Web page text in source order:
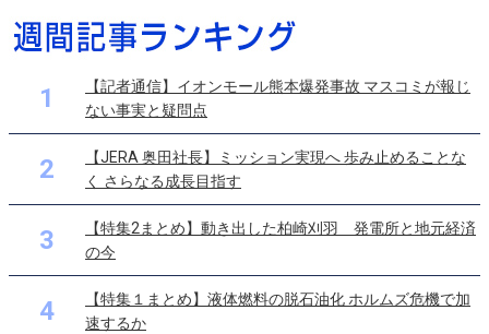
1
【記者通信】イオンモール熊本爆発事故 マスコミが報じ
ない事実と疑問点
2
【JERA 奥田社長】ミッション実現へ 歩み止めることな
く さらなる成長目指す
3
【特集2まとめ】動き出した柏崎刈羽 発電所と地元経済
の今
4
【特集１まとめ】液体燃料の脱石油化 ホルムズ危機で加
速するか